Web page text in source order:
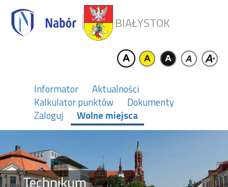
BIAŁYSTOK
Informator
Aktualności
Kalkulator punktów
Dokumenty
Zaloguj
Wolne miejsca
Technikum